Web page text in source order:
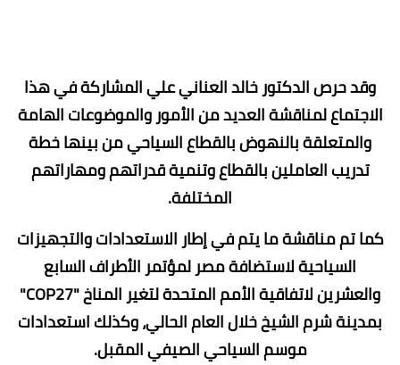
وقد حرص الدكتور خالد العناني علي المشاركة في هذا
الاجتماع لمناقشة العديد من الأمور والموضوعات الهامة
والمتعلقة بالنهوض بالقطاع السياحي من بينها خطة
تدريب العاملين بالقطاع وتنمية قدراتهم ومهاراتهم
المختلفة.
كما تم مناقشة ما يتم في إطار الاستعدادات والتجهيزات
السياحية لاستضافة مصر لمؤتمر الأطراف السابع
والعشرين لاتفاقية الأمم المتحدة لتغير المناخ "COP27"
بمدينة شرم الشيخ خلال العام الحالي، وكذلك استعدادات
موسم السياحي الصيفي المقبل.